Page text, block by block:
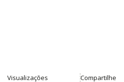
Visualizações Compartilhe